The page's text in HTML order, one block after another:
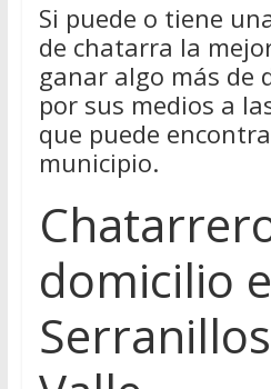
Si puede o tiene
de chatarra la
ganar algo más de
por sus medios a
que puede
municipio.
domicilio